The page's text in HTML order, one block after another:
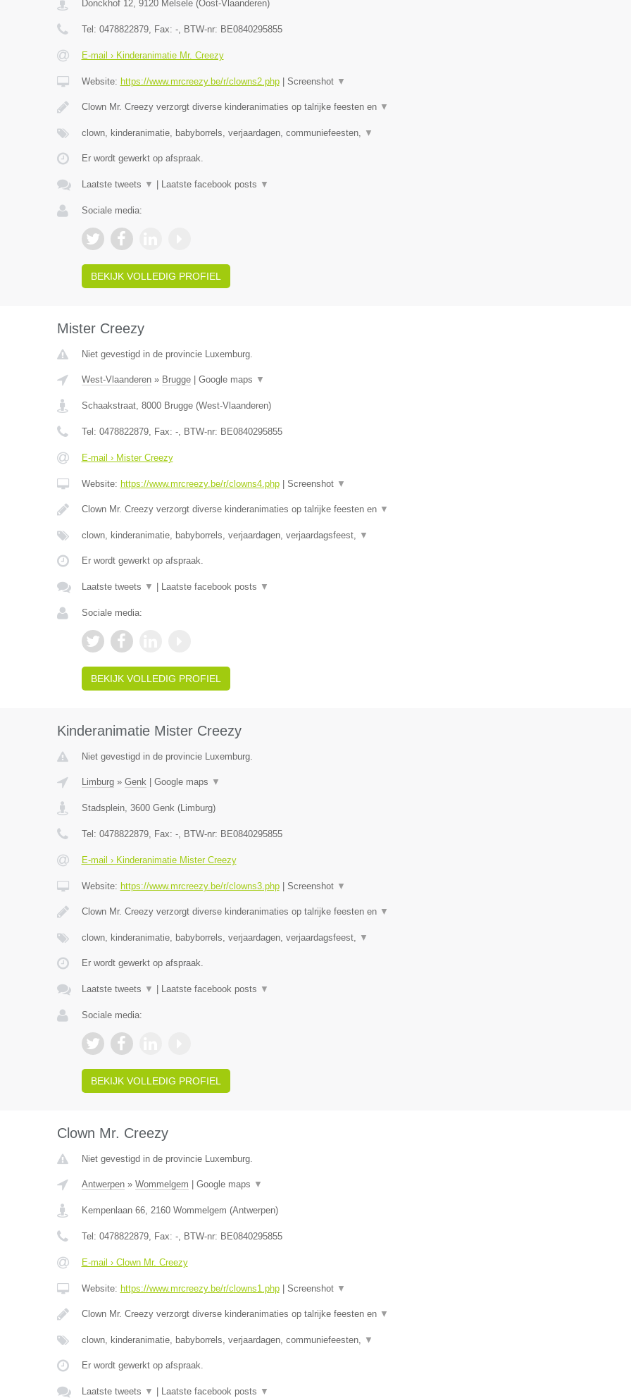
Donckhof 12, 9120 Melsele(Oost-Vlaanderen)
Tel: 0478822879, Fax: -, BTW-nr: BE0840295855
E-mail › Kinderanimatie Mr. Creezy
Website: https://www.mrcreezy.be/r/clowns2.php| Screenshot ▼
Clown Mr. Creezy verzorgt diverse kinderanimaties op talrijke feesten en ▼
clown, kinderanimatie, babyborrels, verjaardagen, communiefeesten, ▼
Er wordt gewerkt op afspraak.
Laatste tweets ▼ Laatste facebook posts ▼
Sociale media:
BEKIJK VOLLEDIG PROFIEL
Mister Creezy
Niet gevestigd in de provincie Luxemburg.
West-Vlaanderen» Brugge| Google maps ▼
Schaakstraat, 8000 Brugge(West-Vlaanderen)
Tel: 0478822879, Fax: -, BTW-nr: BE0840295855
E-mail › Mister Creezy
Website: https://www.mrcreezy.be/r/clowns4.php| Screenshot ▼
Clown Mr. Creezy verzorgt diverse kinderanimaties op talrijke feesten en ▼
clown, kinderanimatie, babyborrels, verjaardagen, verjaardagsfeest, ▼
Er wordt gewerkt op afspraak.
Laatste tweets ▼ Laatste facebook posts ▼
Sociale media:
BEKIJK VOLLEDIG PROFIEL
Kinderanimatie Mister Creezy
Niet gevestigd in de provincie Luxemburg.
Limburg» Genk| Google maps ▼
Stadsplein, 3600 Genk(Limburg)
Tel: 0478822879, Fax: -, BTW-nr: BE0840295855
E-mail › Kinderanimatie Mister Creezy
Website: https://www.mrcreezy.be/r/clowns3.php| Screenshot ▼
Clown Mr. Creezy verzorgt diverse kinderanimaties op talrijke feesten en ▼
clown, kinderanimatie, babyborrels, verjaardagen, verjaardagsfeest, ▼
Er wordt gewerkt op afspraak.
Laatste tweets ▼ Laatste facebook posts ▼
Sociale media:
BEKIJK VOLLEDIG PROFIEL
Clown Mr. Creezy
Niet gevestigd in de provincie Luxemburg.
Antwerpen» Wommelgem Google maps ▼
Kempenlaan 66, 2160 Wommelgem (Antwerpen)
Tel: 0478822879, Fax: -, BTW-nr: BE0840295855
E-mail › Clown Mr. Creezy
Website: https://www.mrcreezy.be/r/clowns1.php| Screenshot ▼
Clown Mr. Creezy verzorgt diverse kinderanimaties op talrijke feesten en ▼
clown, kinderanimatie, babyborrels, verjaardagen, communiefeesten, ▼
Er wordt gewerkt op afspraak.
Laatste tweets ▼ Laatste facebook posts ▼